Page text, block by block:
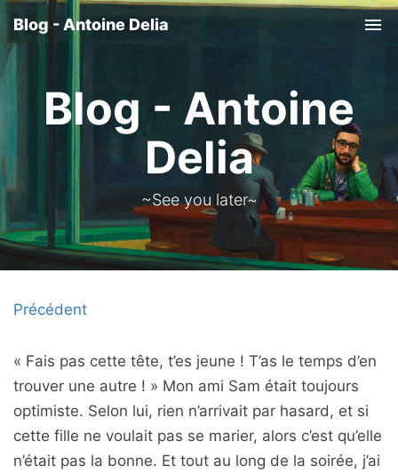
Blog - Antoine Delia
Blog - Antoine
Delia
~See you later~
Précédent
« Fais pas cette tête, t’es jeune ! T’as le temps d’en
trouver une autre ! » Mon ami Sam était toujours
optimiste. Selon lui, rien n’arrivait par hasard, et si
cette fille ne voulait pas se marier, alors c’est qu’elle
n’était pas la bonne. Et tout au long de la soirée, j’ai